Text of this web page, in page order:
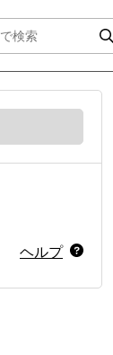
ヘルプ